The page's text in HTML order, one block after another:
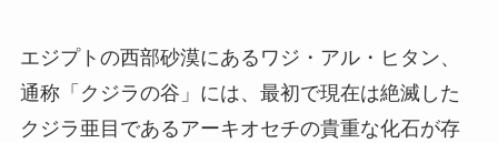
エジプトの西部砂漠にあるワジ・アル・ヒタン、
通称「クジラの谷」には、最初で現在は絶滅した
クジラ亜目であるアーキオセチの貴重な化石が存